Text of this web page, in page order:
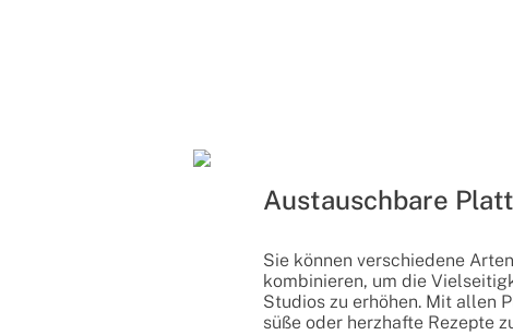
Austauschbare
Sie können verschiedene
kombinieren, um die
Studios zu erhöhen. Mit allen
süße oder herzhafte Rezepte